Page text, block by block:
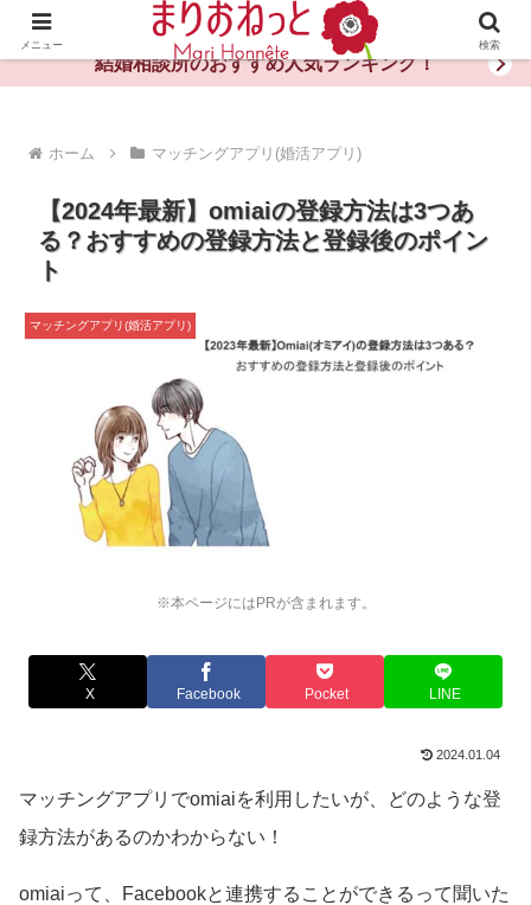
婚活や出会いの体験談・評判・秘訣がわかる情報サイト
結婚相談所のおすすめ人気ランキング！
ホーム マッチングアプリ(婚活アプリ)
【2024年最新】omiaiの登録方法は3つあ
る？おすすめの登録方法と登録後のポイン
ト
※本ページにはPRが含まれます。
マッチングアプリ(婚活アプリ)
X Facebook Pocket LINE
2024.01.04
マッチングアプリでomiaiを利用したいが、どのような登
録方法があるのかわからない！
omiaiって、Facebookと連携することができるって聞いた
メニュー 検索